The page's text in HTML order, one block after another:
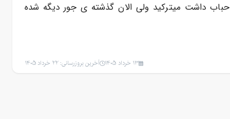
داشت میترکید ولی الان گذشته ی جور دیگه شده
13 خرداد 1405 آخرین بروزرسانی: 22 خرداد 1405